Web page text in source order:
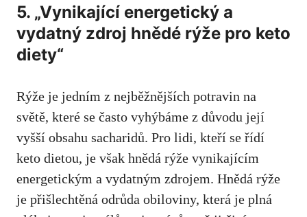
5. „Vynikající ⁣energetický a
vydatný zdroj hnědé rýže pro⁢ keto
diety“
Rýže je jedním z nejběžnějších potravin na
světě, které ‍se často ⁤vyhýbáme z důvodu její‌
vyšší obsahu sacharidů. ​Pro lidi, kteří se řídí
keto dietou, je však hnědá rýže vynikajícím
energetickým a vydatným ​zdrojem. Hnědá rýže
je přišlechtěná odrůda obiloviny, která ⁤je plná